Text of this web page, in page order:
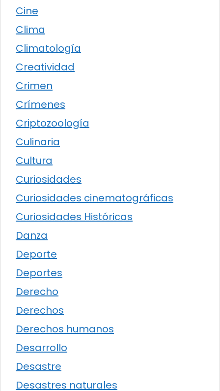
Cine
Clima
Climatología
Creatividad
Crimen
Crímenes
Criptozoología
Culinaria
Cultura
Curiosidades
Curiosidades cinematográficas
Curiosidades Históricas
Danza
Deporte
Deportes
Derecho
Derechos
Derechos humanos
Desarrollo
Desastre
Desastres naturales